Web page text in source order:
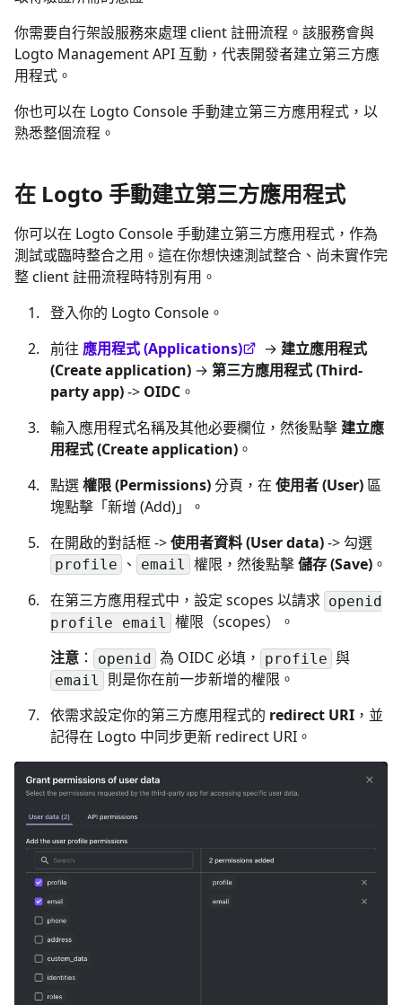
你需要自行架設服務來處理 client 註冊流程。該服務會與
Logto Management API 互動，代表開發者建立第三方應
用程式。
你也可以在 Logto Console 手動建立第三方應用程式，以
熟悉整個流程。
在 Logto 手動建立第三方應用程式
你可以在 Logto Console 手動建立第三方應用程式，作為
測試或臨時整合之用。這在你想快速測試整合、尚未實作完
整 client 註冊流程時特別有用。
登入你的 Logto Console。
前往 應用程式 (Applications) → 建立應用程式
(Create application) → 第三方應用程式 (Third-
party app)-> OIDC 。
輸入應用程式名稱及其他必要欄位，然後點擊 建立應
用程式 (Create application) 。
點選權限 (Permissions)分頁，在 使用者 (User) 區
塊點擊「新增 (Add)」。
在開啟的對話框 ->使用者資料 (User data)-> 勾選
profile 、 email 權限，然後點擊儲存 (Save) 。
在第三方應用程式中，設定 scopes 以請求 openid
profile email
權限（scopes）。
注意 ： openid 為 OIDC 必填， profile 與
email
則是你在前一步新增的權限。
依需求設定你的第三方應用程式的 redirect URI ，並
記得在 Logto 中同步更新 redirect URI。